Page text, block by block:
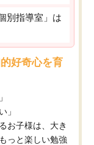
別指導室」は
好奇心を育
」
お子様は、大き
っと楽しい勉強